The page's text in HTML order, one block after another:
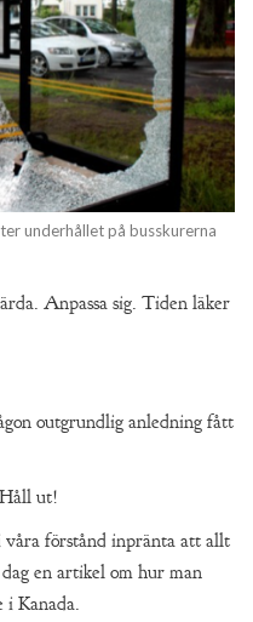
underhållet på busskurerna
Anpassa sig. Tiden läker
outgrundlig anledning fått
ut!
förstånd inpränta att allt
en artikel om hur man
i Kanada.